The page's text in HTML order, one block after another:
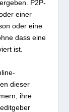
P2P-
einer
oder eine
dass eine
ist.
dieser
ihre